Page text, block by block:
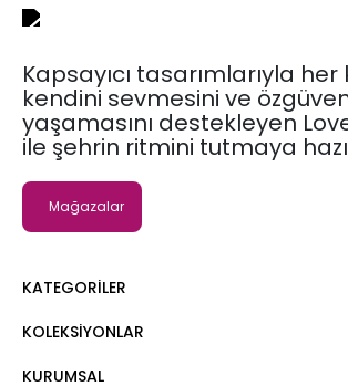
Kapsayıcı tasarımlarıyla her
kendini sevmesini ve
yaşamasını destekleyen
ile şehrin ritmini tutmaya
Mağazalar
KATEGORILER
Elbise
KOLEKSIYONLAR
Moda Tutkusu
KURUMSAL